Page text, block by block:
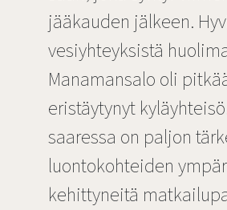
jääkauden jälkeen.
vesiyhteyksistä
Manamansalo oli
eristäytynyt
saaressa on paljon
luontokohteiden
kehittyneitä